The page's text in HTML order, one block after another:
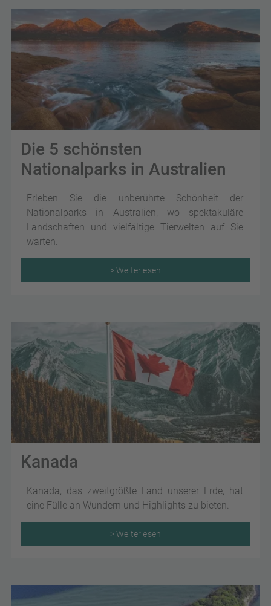
Die 5 schönsten
Nationalparks in Australien
Erleben Sie die unberührte Schönheit der
Nationalparks in Australien, wo spektakuläre
Landschaften und vielfältige Tierwelten auf Sie
warten.
> Weiterlesen
Kanada
Kanada, das zweitgrößte Land unserer Erde, hat
eine Fülle an Wundern und Highlights zu bieten.
> Weiterlesen